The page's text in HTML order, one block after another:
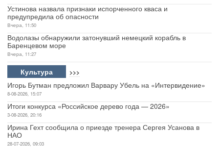
Устинова назвала признаки испорченного кваса и
предупредила об опасности
Вчера, 11:50
Водолазы обнаружили затонувший немецкий корабль в
Баренцевом море
Вчера, 11:27
Культура >>>
Игорь Бутман предложил Варвару Убель на «Интервидение»
8-08-2026, 15:07
Итоги конкурса «Российское дерево года — 2026»
3-08-2026, 20:16
Ирина Гехт сообщила о приезде тренера Сергея Усанова в
НАО
28-07-2026, 09:03